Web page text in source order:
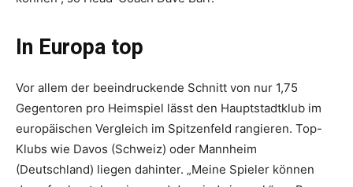
In Europa top
Vor allem der beeindruckende Schnitt von nur 1,75
Gegentoren pro Heimspiel lässt den Hauptstadtklub im
europäischen Vergleich im Spitzenfeld rangieren. Top-
Klubs wie Davos (Schweiz) oder Mannheim
(Deutschland) liegen dahin­ter. „Meine Spieler können